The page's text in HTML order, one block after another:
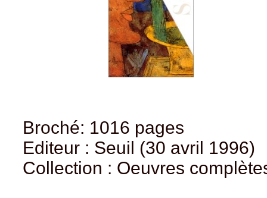
Broché: 1016 pages
Editeur : Seuil (30 avril 1996)
Collection : Oeuvres